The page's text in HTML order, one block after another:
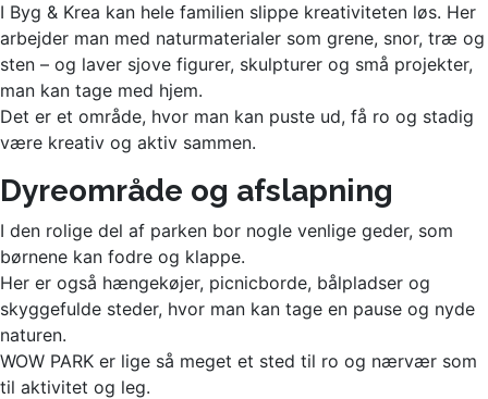
I Byg & Krea kan hele familien slippe kreativiteten løs. Her
arbejder man med naturmaterialer som grene, snor, træ og
sten – og laver sjove figurer, skulpturer og små projekter,
man kan tage med hjem.
Det er et område, hvor man kan puste ud, få ro og stadig
være kreativ og aktiv sammen.
Dyreområde og afslapning
I den rolige del af parken bor nogle venlige geder, som
børnene kan fodre og klappe.
Her er også hængekøjer, picnicborde, bålpladser og
skyggefulde steder, hvor man kan tage en pause og nyde
naturen.
WOW PARK er lige så meget et sted til ro og nærvær som
til aktivitet og leg.